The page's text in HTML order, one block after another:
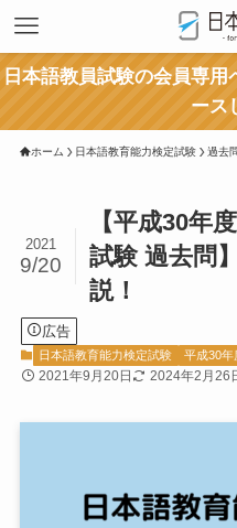
日本語教員試験の会員専用
ース
ホーム 日本語教育能力検定試験 過去
【平成30年
試験 過去問
説！
2021
9/20
広告
日本語教育能力検定試験 平成30
2021年9月20日 2024年2月26